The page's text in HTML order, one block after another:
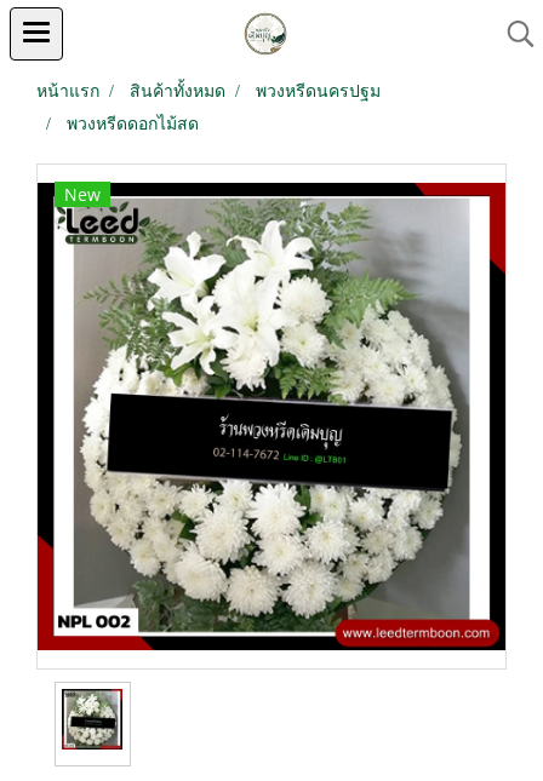
หน้าแรก สินค้าทั้งหมด
พวงหรีดนครปฐม
พวงหรีดดอกไม้สด
New